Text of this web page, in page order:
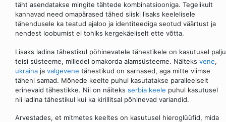
täht asendatakse mingite tähtede kombinatsiooniga. Tegelikult
kannavad need omapärased tähed siiski lisaks keelelisele
tähendusele ka teatud ajaloo ja identiteediga seotud väärtust ja
nendest loobumist ei tohiks kergekäeliselt ette võtta.
Lisaks ladina tähestikul põhinevatele tähestikele on kasutusel palju
teisi süsteeme, milledel omakorda alamsüsteeme. Näiteks vene,
ukraina ja valgevene tähestikud on sarnased, aga mitte viimse
täheni samad. Mõnede keelte puhul kasutatakse paralleelselt
erinevaid tähestikke. Nii on näiteks serbia keele puhul kasutusel
nii ladina tähestikul kui ka kirillitsal põhinevad variandid.
Arvestades, et mitmetes keeltes on kasutusel hieroglüüfid, mida